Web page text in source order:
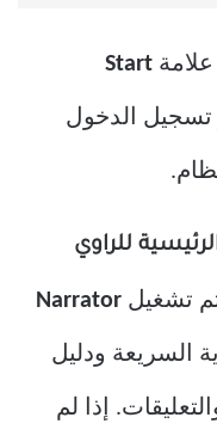
Start
تسجيل الدخول
تشغيل Narrator
السريعة ودليل
إذا لم